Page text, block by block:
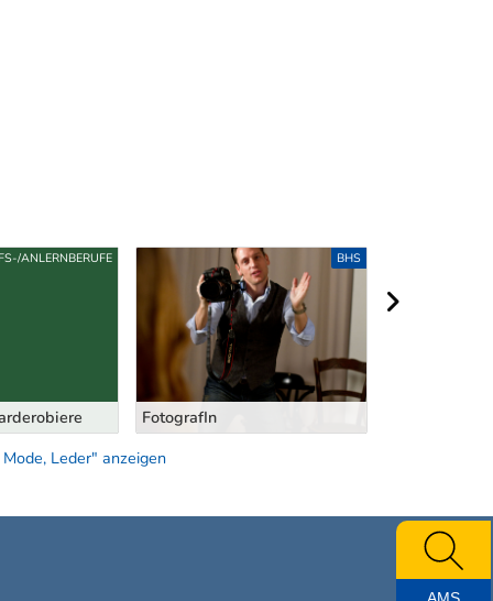
ANLERNBERUFE
FotografIn
BHS
Leder" anzeigen